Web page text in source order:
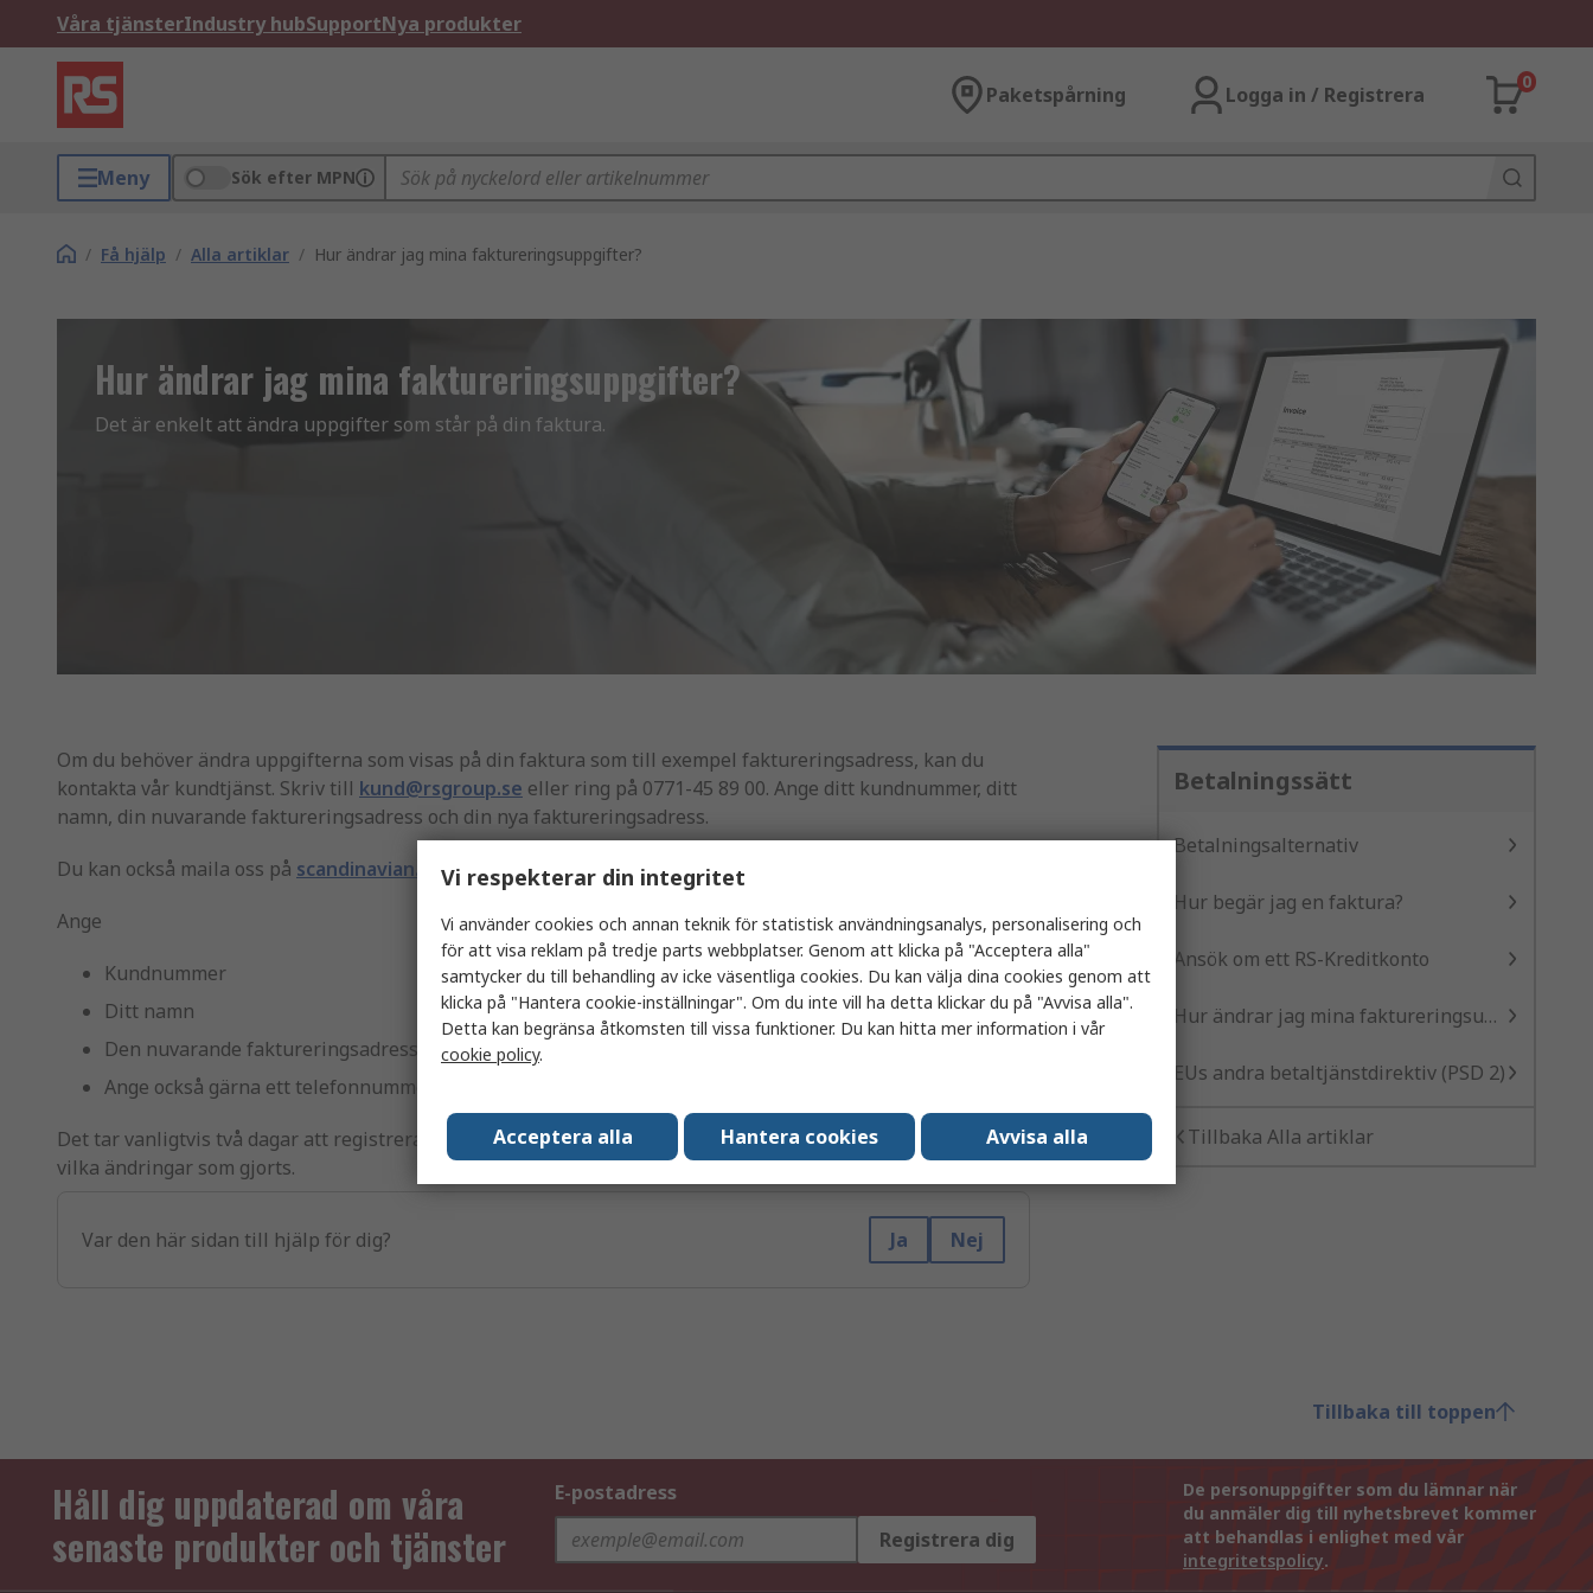
Våra tjänsterIndustry hubSupportNya produkter
Paketspårning Logga in / Registrera
0
Meny Sök efter MPN
/ Få hjälp / Alla artiklar / Hur ändrar jag mina faktureringsuppgifter?
Hur ändrar jag mina faktureringsuppgifter?
Det är enkelt att ändra uppgifter som står på din faktura.
Om du behöver ändra uppgifterna som visas på din faktura som till exempel faktureringsadress, kan du
kontakta vår kundtjänst. Skriv till kund@rsgroup.se eller ring på 0771-45 89 00. Ange ditt kundnummer, ditt
namn, din nuvarande faktureringsadress och din nya faktureringsadress.
Du kan också maila oss på scandinavian.database@rs.rsgroup.commed följande information:
Ange
Kundnummer
Ditt namn
Den nuvarande faktureringsadress och den nya faktureringsadress
Ange också gärna ett telefonnummer så vi kan kontakta dig om vi behöver ytterligare uppgifter
Det tar vanligtvis två dagar att registrera dina ändringar och du får ett mail skickat till dig som bekräftar
vilka ändringar som gjorts.
Var den här sidan till hjälp för dig? Ja Nej
Betalningssätt
Betalningsalternativ
Hur begär jag en faktura?
Ansök om ett RS-Kreditkonto
Hur ändrar jag mina faktureringsuppgifter?
EUs andra betaltjänstdirektiv (PSD 2)
Tillbaka Alla artiklar
Tillbaka till toppen
Håll dig uppdaterad om våra
senaste produkter och tjänster
E-postadress
Registrera dig
De personuppgifter som du lämnar när
du anmäler dig till nyhetsbrevet kommer
att behandlas i enlighet med vår
integritetspolicy.
Vi respekterar din integritet
Vi använder cookies och annan teknik för statistisk användningsanalys, personalisering och
för att visa reklam på tredje parts webbplatser. Genom att klicka på "Acceptera alla"
samtycker du till behandling av icke väsentliga cookies. Du kan välja dina cookies genom att
klicka på "Hantera cookie-inställningar". Om du inte vill ha detta klickar du på "Avvisa alla".
Detta kan begränsa åtkomsten till vissa funktioner. Du kan hitta mer information i vår
cookie policy.
Acceptera alla Hantera cookies Avvisa alla